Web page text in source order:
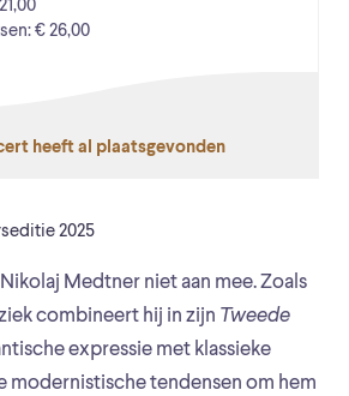
Medtner niet aan mee. Zoals
combineert hij in zijn Tweede
expressie met klassieke
modernistische tendensen om hem
€ 26,00
heeft al plaatsgevonden
2025